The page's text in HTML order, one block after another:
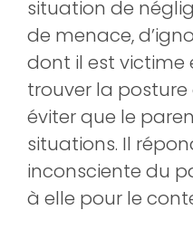
situation de
de menace,
dont il est
trouver la
éviter que le
situations. Il
inconsciente du
à elle pour le